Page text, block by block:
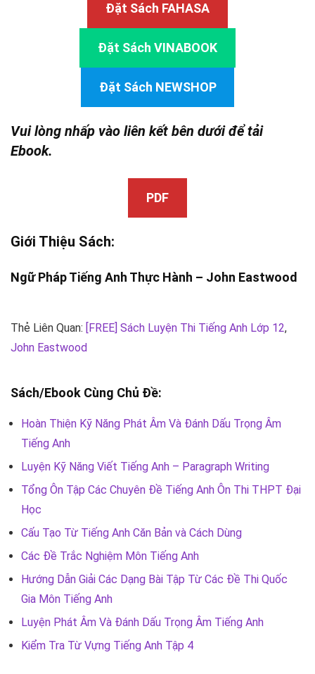
Đặt Sách FAHASA
Đặt Sách VINABOOK
Đặt Sách NEWSHOP
Vui lòng nhấp vào liên kết bên dưới để tải
Ebook.
PDF
Giới Thiệu Sách:
Ngữ Pháp Tiếng Anh Thực Hành – John Eastwood
Thẻ Liên Quan: [FREE] Sách Luyện Thi Tiếng Anh Lớp 12,
John Eastwood
Sách/Ebook Cùng Chủ Đề:
Hoàn Thiện Kỹ Năng Phát Âm Và Đánh Dấu Trọng Âm
Tiếng Anh
Luyện Kỹ Năng Viết Tiếng Anh – Paragraph Writing
Tổng Ôn Tập Các Chuyên Đề Tiếng Anh Ôn Thi THPT Đại
Học
Cấu Tạo Từ Tiếng Anh Căn Bản và Cách Dùng
Các Đề Trắc Nghiệm Môn Tiếng Anh
Hướng Dẫn Giải Các Dạng Bài Tập Từ Các Đề Thi Quốc
Gia Môn Tiếng Anh
Luyện Phát Âm Và Đánh Dấu Trọng Âm Tiếng Anh
Kiểm Tra Từ Vựng Tiếng Anh Tập 4